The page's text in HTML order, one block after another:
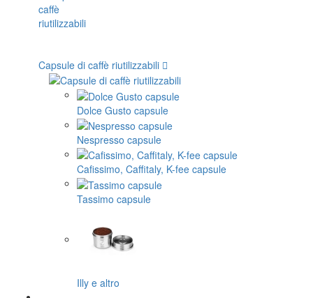
Capsule di caffè riutilizzabili
Dolce Gusto capsule
Nespresso capsule
Cafissimo, Caffitaly, K-fee capsule
Tassimo capsule
Illy e altro